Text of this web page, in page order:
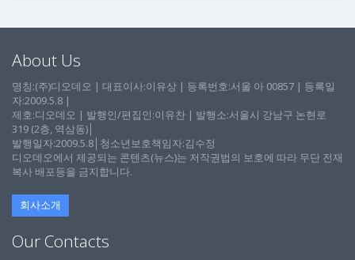
About Us
명칭:(주)디오데오 | 대표이사:이유상 | 등록번호:서울 아 00857 | 등록일
자:2009.5.8 |
제호:디오데오 | 발행인/편집인:이유찬 | 발행소:서울시 강남구 논현로
319 (2층, 역삼동)│
발행일자:2009.5.8│청소년보호책임자:김수정
디오데오에서 제공되는 콘텐츠(뉴스)는 저작권법의 보호에 따라 무단 전재
복사 배포등을 금지합니다.
회사소개
Our Contacts